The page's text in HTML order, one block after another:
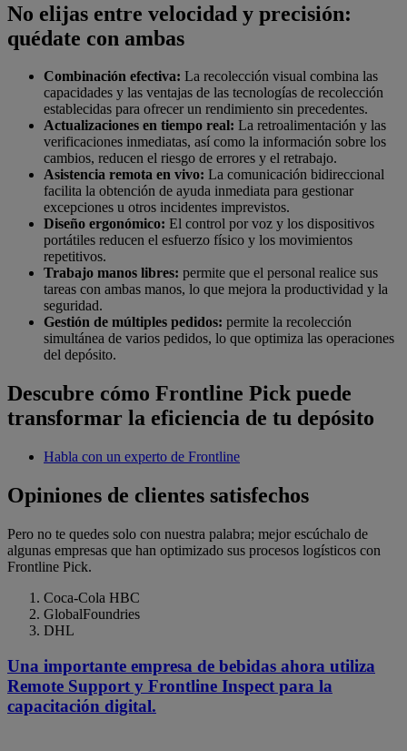
No elijas entre velocidad y precisión:
quédate con ambas
Combinación efectiva: La recolección visual combina las
capacidades y las ventajas de las tecnologías de recolección
establecidas para ofrecer un rendimiento sin precedentes.
Actualizaciones en tiempo real: La retroalimentación y las
verificaciones inmediatas, así como la información sobre los
cambios, reducen el riesgo de errores y el retrabajo.
Asistencia remota en vivo: La comunicación bidireccional
facilita la obtención de ayuda inmediata para gestionar
excepciones u otros incidentes imprevistos.
Diseño ergonómico: El control por voz y los dispositivos
portátiles reducen el esfuerzo físico y los movimientos
repetitivos.
Trabajo manos libres: permite que el personal realice sus
tareas con ambas manos, lo que mejora la productividad y la
seguridad.
Gestión de múltiples pedidos: permite la recolección
simultánea de varios pedidos, lo que optimiza las operaciones
del depósito.
Descubre cómo Frontline Pick puede
transformar la eficiencia de tu depósito
Habla con un experto de Frontline
Opiniones de clientes satisfechos
Pero no te quedes solo con nuestra palabra; mejor escúchalo de
algunas empresas que han optimizado sus procesos logísticos con
Frontline Pick.
Coca-Cola HBC
GlobalFoundries
DHL
Una importante empresa de bebidas ahora utiliza
Remote Support y Frontline Inspect para la
capacitación digital.